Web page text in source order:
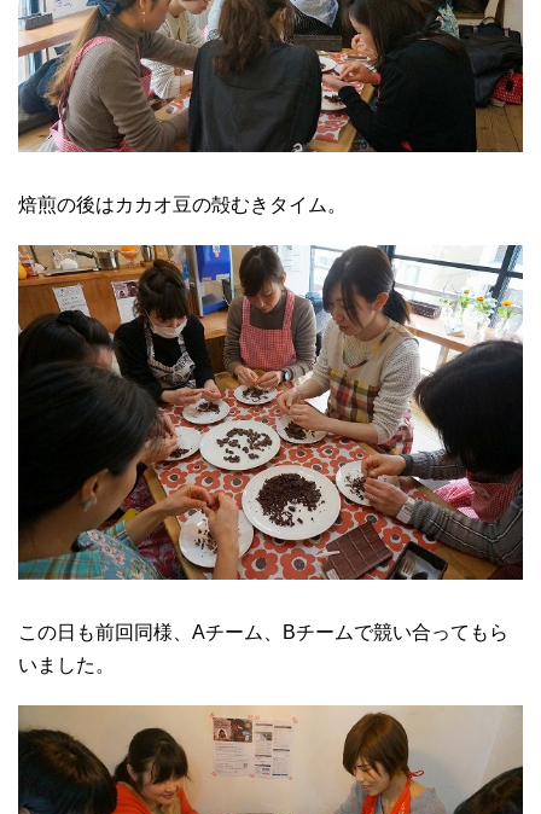
焙煎の後はカカオ豆の殻むきタイム。
この日も前回同様、Aチーム、Bチームで競い合ってもら
いました。